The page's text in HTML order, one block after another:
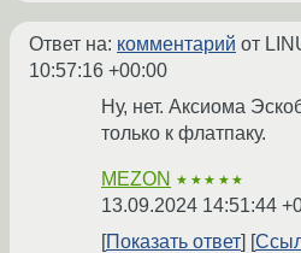
Ответ на: комментарий от
10:57:16 +00:00
Ну, нет. Аксиома
только к флатпаку.
MEZON ★★★★★
13.09.2024 14:51:44
Показать ответ